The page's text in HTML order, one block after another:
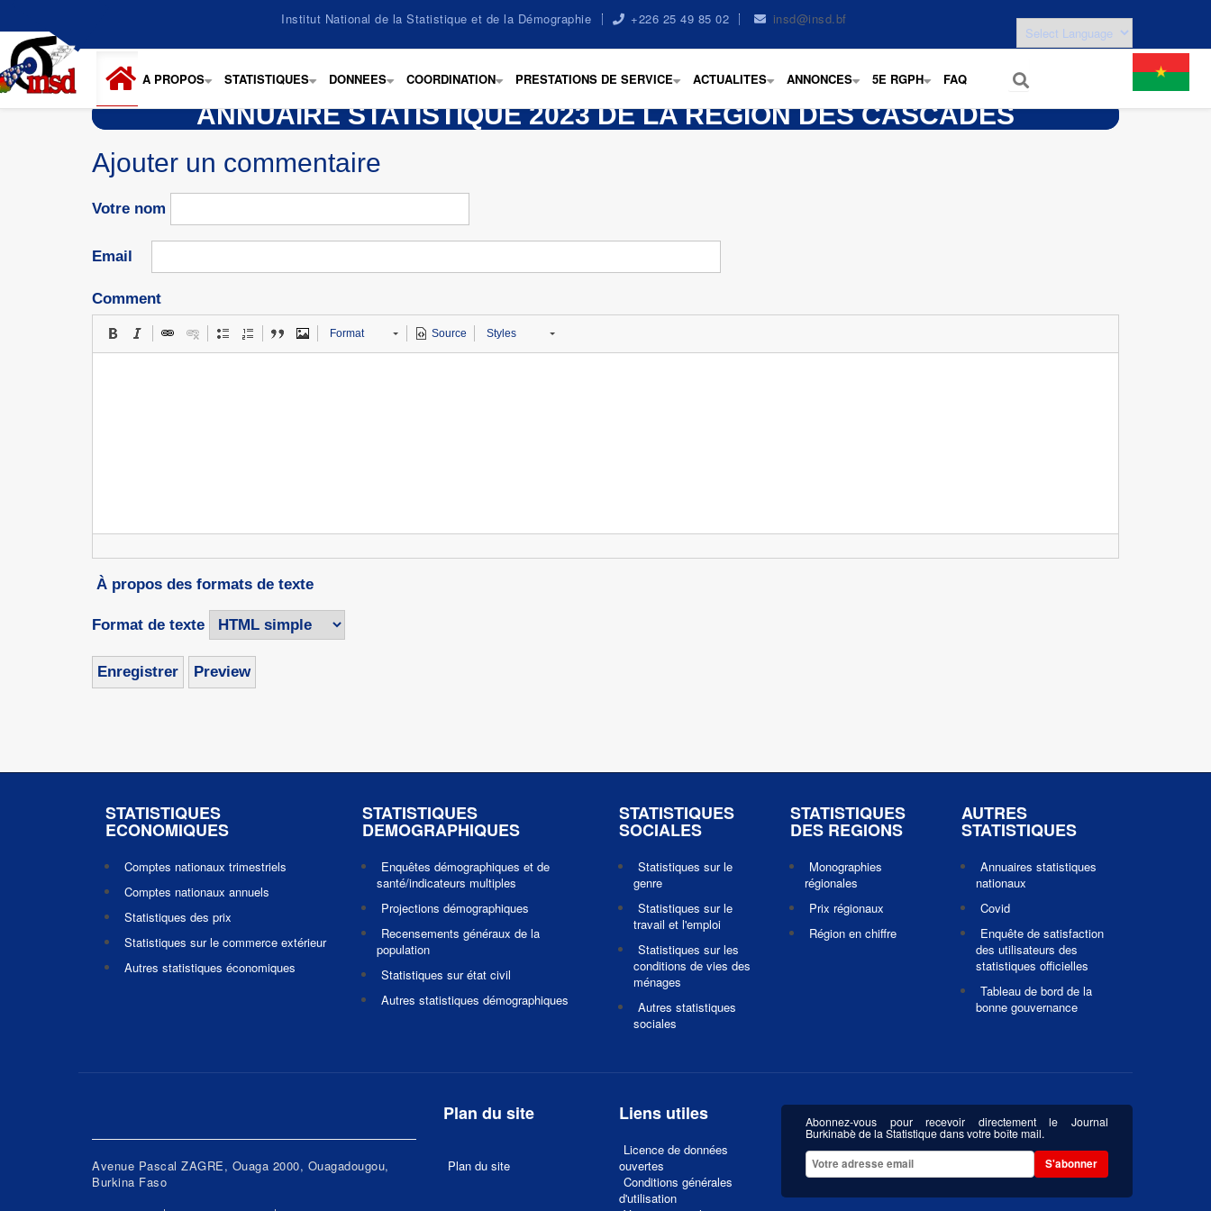
contenu
principal
Institut National de la Statistique et de la Démographie +226 25 49 85 02 insd@insd.bf
+
A PROPOS
+
STATISTIQUES
+
DONNEES
+
COORDINATION
+
PRESTATIONS DE SERVICE
+
ACTUALITES
+
ANNONCES
+
5E RGPH FAQ
ANNUAIRE STATISTIQUE 2023 DE LA RÉGION DES CASCADES
Ajouter un commentaire
Votre nom
Email
Comment
Format Source Styles
À propos des formats de texte
Format de texte
STATISTIQUES
ECONOMIQUES
Comptes nationaux trimestriels
Comptes nationaux annuels
Statistiques des prix
Statistiques sur le commerce extérieur
Autres statistiques économiques
STATISTIQUES
DEMOGRAPHIQUES
Enquêtes démographiques et de
santé/indicateurs multiples
Projections démographiques
Recensements généraux de la
population
Statistiques sur état civil
Autres statistiques démographiques
STATISTIQUES
SOCIALES
Statistiques sur le
genre
Statistiques sur le
travail et l'emploi
Statistiques sur les
conditions de vies des
ménages
Autres statistiques
sociales
STATISTIQUES
DES REGIONS
Monographies
régionales
Prix régionaux
Région en chiffre
AUTRES
STATISTIQUES
Annuaires statistiques
nationaux
Covid
Enquête de satisfaction
des utilisateurs des
statistiques officielles
Tableau de bord de la
bonne gouvernance
Avenue Pascal ZAGRE, Ouaga 2000, Ouagadougou,
Burkina Faso
Plan du site
Plan du site
Liens utiles
Licence de données
ouvertes
Conditions générales
d'utilisation
Abonnez-vous pour recevoir directement le Journal
Burkinabè de la Statistique dans votre boîte mail.
S'abonner